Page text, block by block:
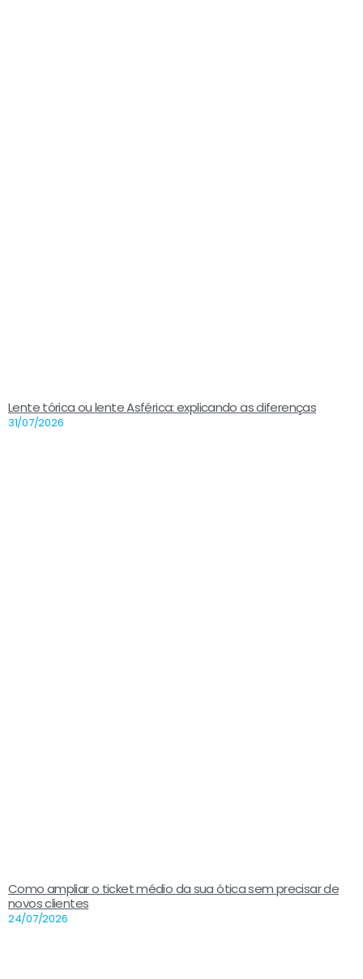
Lente tórica ou lente Asférica: explicando as diferenças
31/07/2026
Como ampliar o ticket médio da sua ótica sem precisar de
novos clientes
24/07/2026